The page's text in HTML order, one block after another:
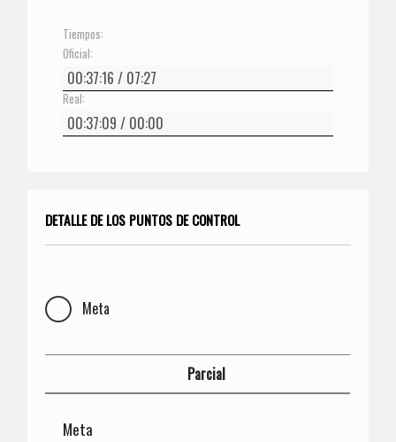
Tiempos:
Oficial:
Real:
DETALLE DE LOS PUNTOS DE CONTROL
Meta
Parcial
Meta